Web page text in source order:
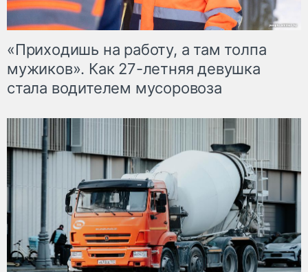
«Приходишь на работу, а там толпа
мужиков». Как 27-летняя девушка
стала водителем мусоровоза